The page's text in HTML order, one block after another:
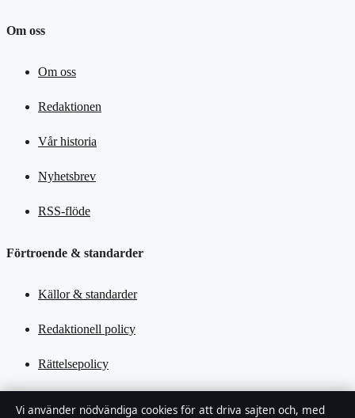
Om oss
Om oss
Redaktionen
Vår historia
Nyhetsbrev
RSS-flöde
Förtroende & standarder
Källor & standarder
Redaktionell policy
Rättelsepolicy
Vi använder nödvändiga cookies för att driva sajten och, med